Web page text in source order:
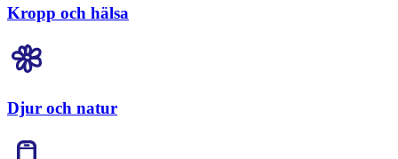
Kropp och hälsa
Djur och natur